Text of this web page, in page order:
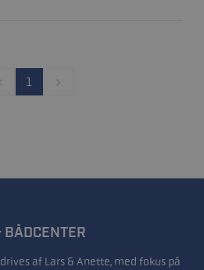
1
af Lars & Anette, med fokus på